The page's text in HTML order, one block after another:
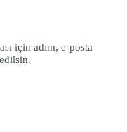
için adım, e-posta